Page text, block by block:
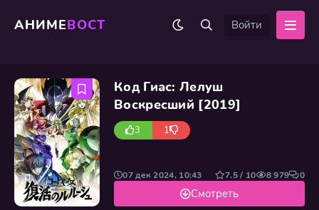
АНИМЕВОСТ Войти
Код Гиас: Лелуш
Воскресший [2019]
3 1
Смотреть
07 дек 2024, 10:43 7.5 / 10 8 979 0